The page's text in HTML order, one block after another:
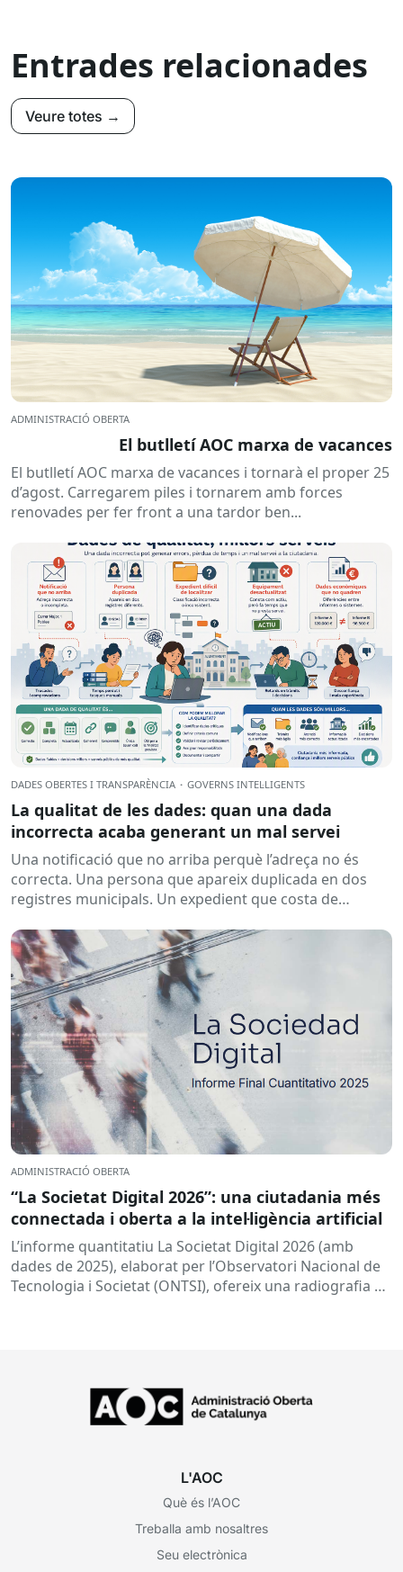
Entrades relacionades
Veure totes →
ADMINISTRACIÓ OBERTA
El butlletí AOC marxa de vacances
El butlletí AOC marxa de vacances i tornarà el proper 25
d’agost. Carregarem piles i tornarem amb forces
renovades per fer front a una tardor ben...
DADES OBERTES I TRANSPARÈNCIA · GOVERNS INTEL·LIGENTS
La qualitat de les dades: quan una dada
incorrecta acaba generant un mal servei
Una notificació que no arriba perquè l’adreça no és
correcta. Una persona que apareix duplicada en dos
registres municipals. Un expedient que costa de
ADMINISTRACIÓ OBERTA
“La Societat Digital 2026”: una ciutadania més
connectada i oberta a la intel·ligència artificial
L’informe quantitatiu La Societat Digital 2026 (amb
dades de 2025), elaborat per l’Observatori Nacional de
Tecnologia i Societat (ONTSI), ofereix una radiografia de
L'AOC
Què és l’AOC
Treballa amb nosaltres
Seu electrònica